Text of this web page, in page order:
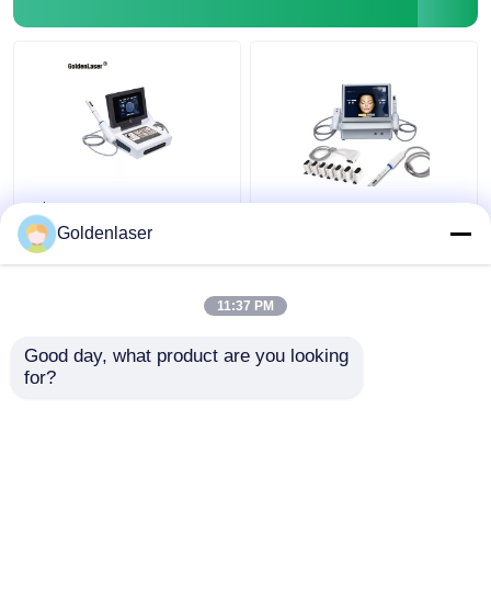
2$α τρισδιάστατη 7D
HIFU αδυνατίσματος
μηχανών μηχανή
2 σε 1 πρόσωπο
200W
Goldenlaser
11:37 PM
Good day, what product are you looking
for?